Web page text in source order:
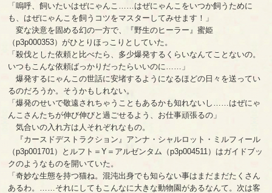
「嗚呼、飼いたいはぜにゃんこ……はぜにゃんこをいつか飼うために
も、はぜにゃんこを飼うコツをマスターしてみせます！」
変な決意を固める幻の一方で、『野生のヒーラー』蜜姫
（p3p000353）がひとりほっこりとしていた。
「殺伐とした依頼と比べたら、多少爆発するくらいなんてことないの。
いつもこんな依頼ばっかりだったらいいのに……」
爆発するにゃんこの世話に安堵するようになるほどの日々を送ってい
るのだろうか。そうかもしれない。
「爆発のせいで敬遠されちゃうこともあるかも知れないし……はぜにゃ
んこさんたちが伸び伸びと過ごせるよう、お仕事頑張るの」
気合いの入れ方は人それぞれなもの。
『カースドデストラクション』アンナ・シャルロット・ミルフィール
（p3p001701）とルフト＝Y＝アルゼンタム（p3p004511）はガイドブッ
クのようなものを開いていた。
「奇妙な生態を持つ猫ね。混沌出身でも知らない事はまだまだたくさん
あるわ。……それにしてもこんなに大きな動物園があるなんて。次は客